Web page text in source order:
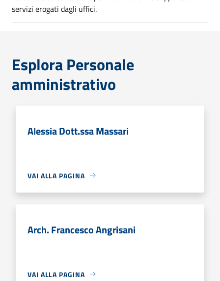
servizi erogati dagli uffici.
Esplora Personale
amministrativo
Alessia Dott.ssa Massari
VAI ALLA PAGINA
Arch. Francesco Angrisani
VAI ALLA PAGINA